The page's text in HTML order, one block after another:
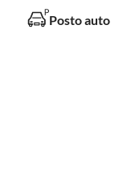
Posto auto